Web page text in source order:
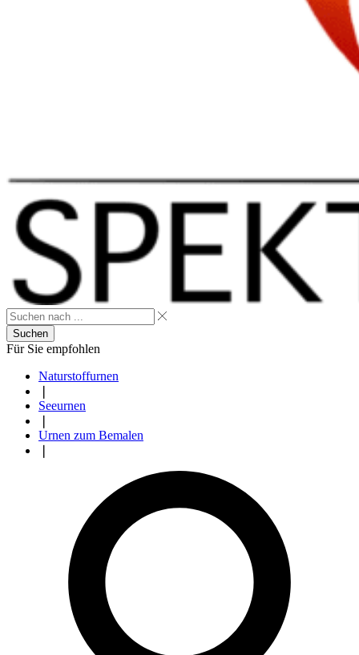
Suchen
Für Sie empfohlen
Naturstoffurnen
Seeurnen
Urnen zum Bemalen